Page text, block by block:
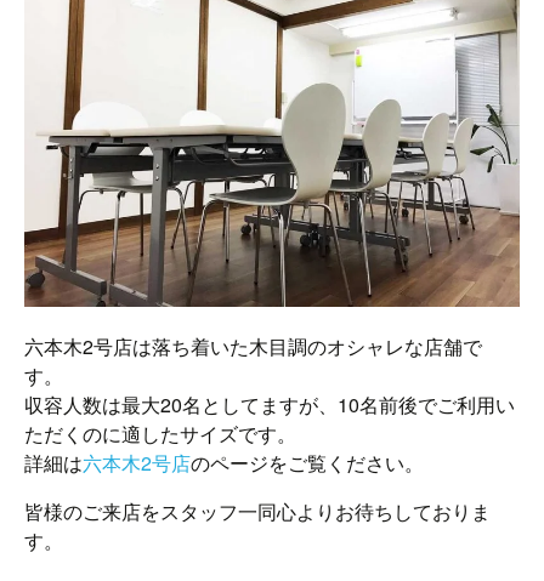
六本木2号店は落ち着いた木目調のオシャレな店舗で
す。
収容人数は最大20名としてますが、10名前後でご利用い
ただくのに適したサイズです。
詳細は六本木2号店のページをご覧ください。
皆様のご来店をスタッフ一同心よりお待ちしておりま
す。